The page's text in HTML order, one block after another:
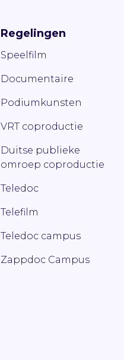
Regelingen
Speelfilm
Documentaire
Podiumkunsten
VRT coproductie
Duitse publieke
omroep coproductie
Teledoc
Telefilm
Teledoc campus
Zappdoc Campus